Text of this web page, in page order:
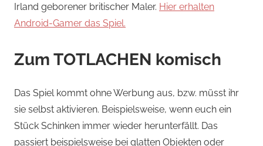
Irland geborener britischer Maler. Hier erhalten
Android-Gamer das Spiel.
Zum TOTLACHEN komisch
Das Spiel kommt ohne Werbung aus, bzw. müsst ihr
sie selbst aktivieren. Beispielsweise, wenn euch ein
Stück Schinken immer wieder herunterfällt. Das
passiert beispielsweise bei glatten Objekten oder